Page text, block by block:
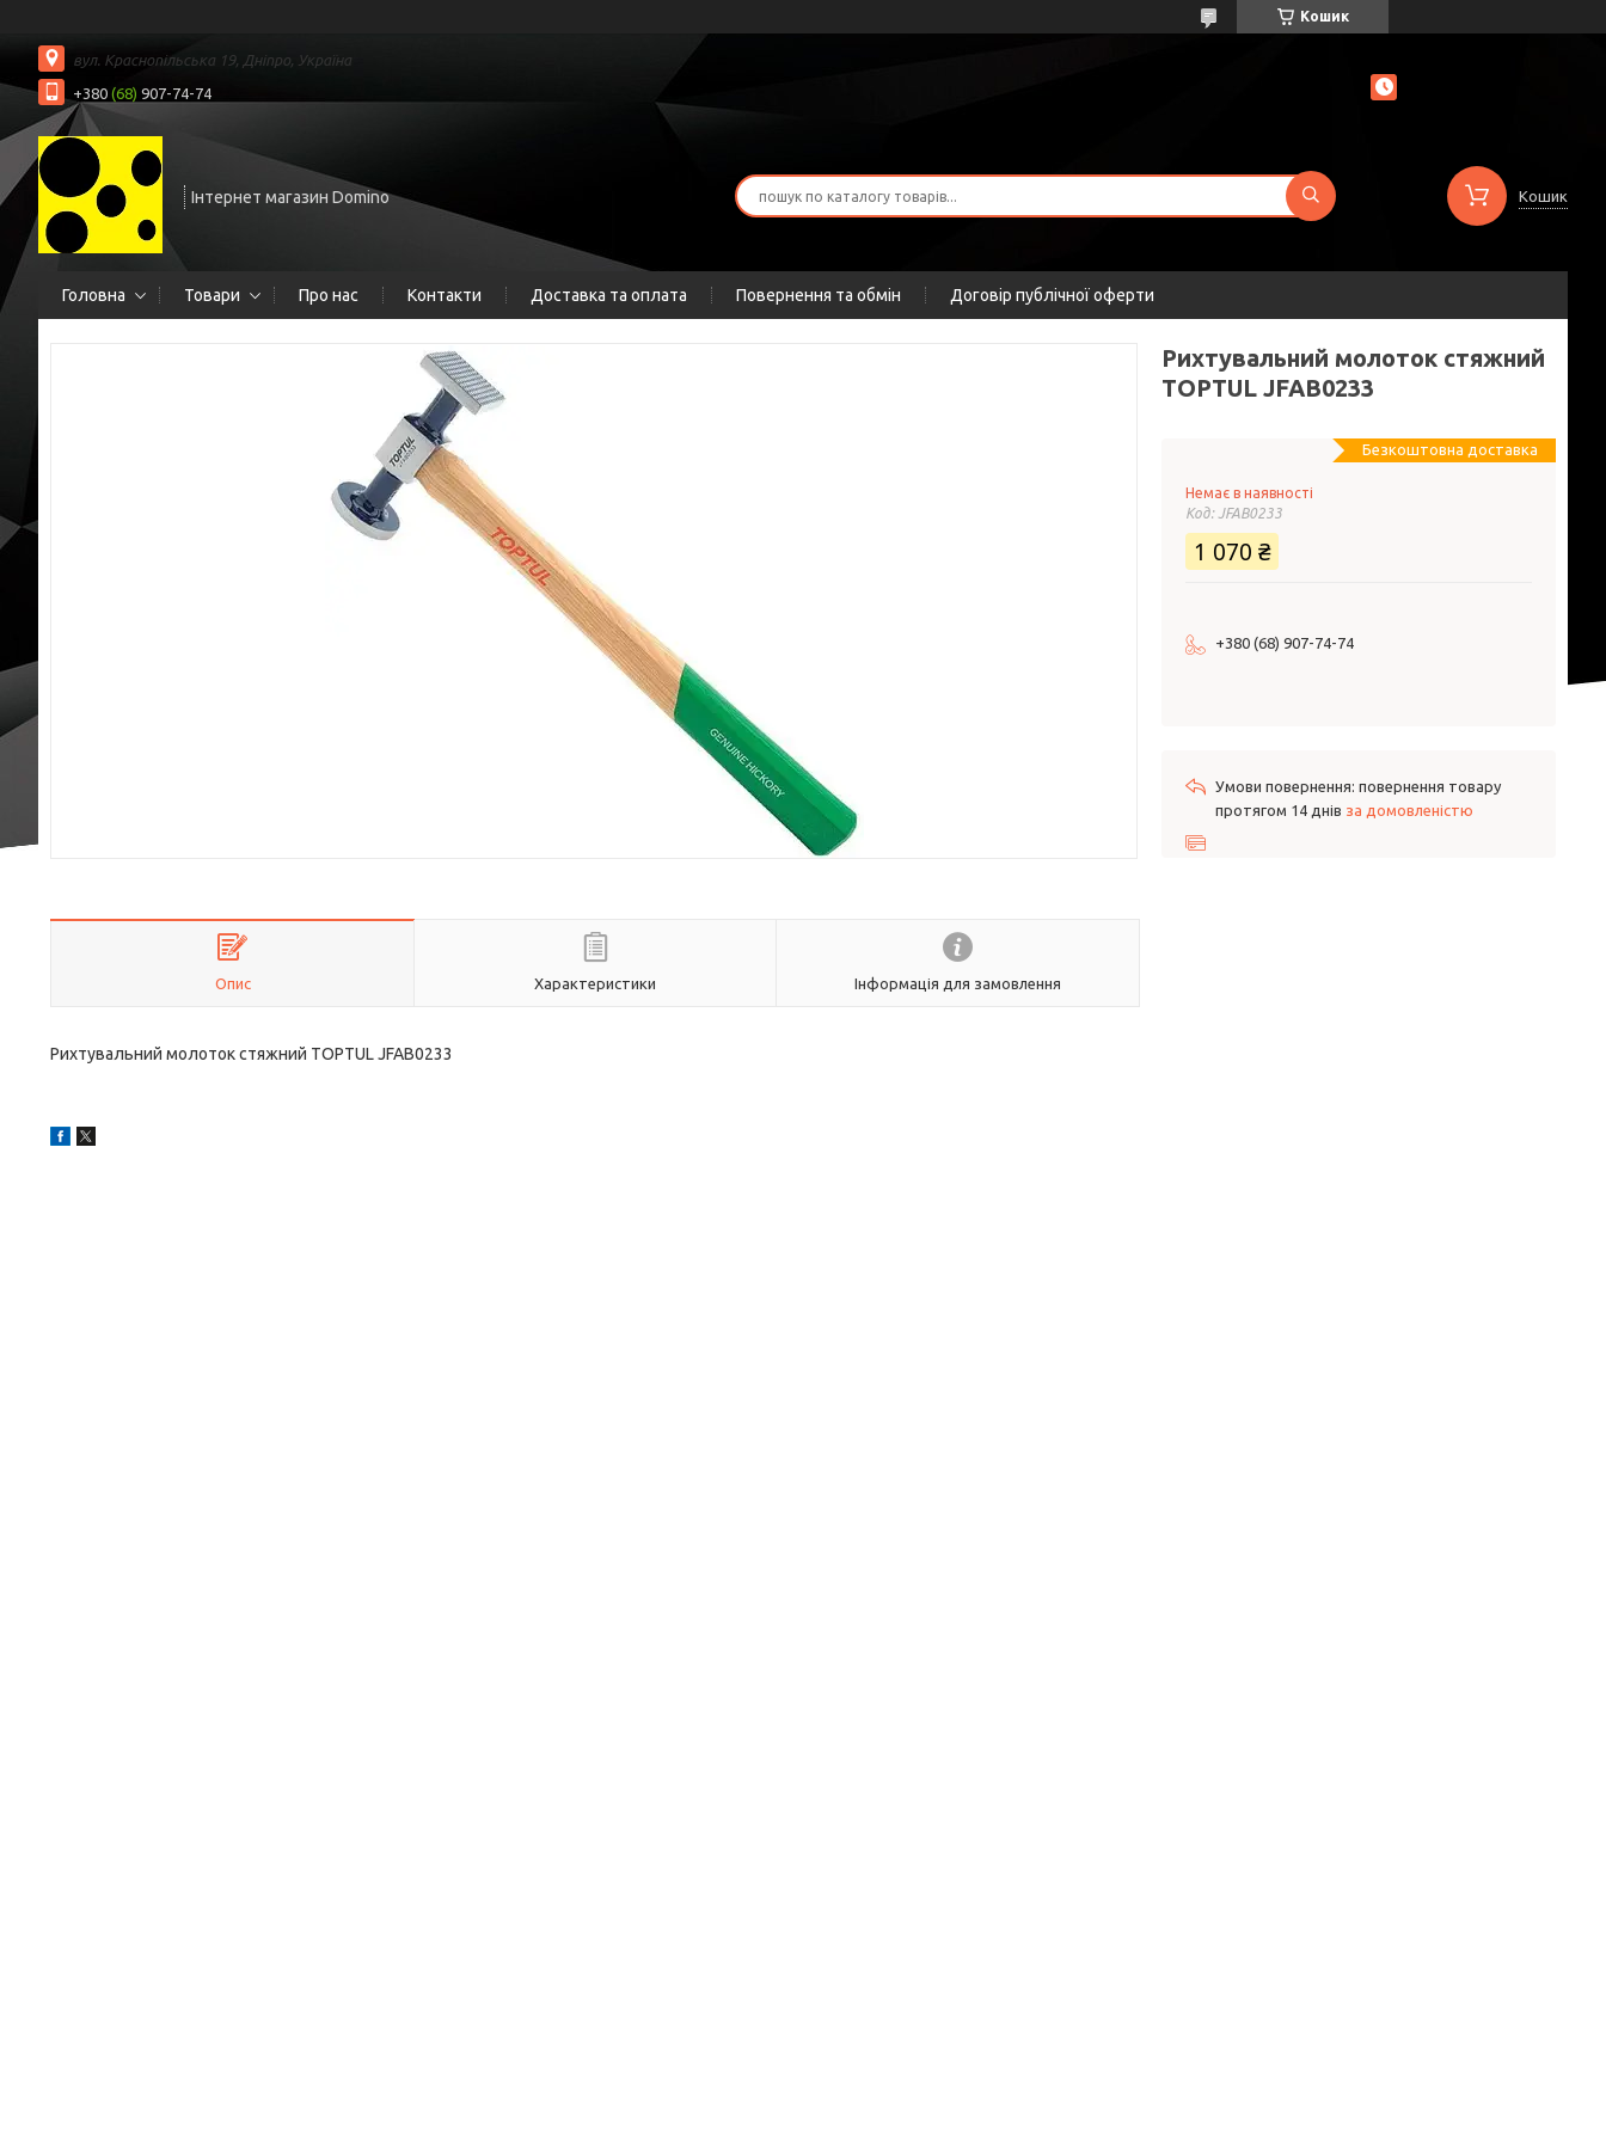
Кошик
вул. Краснопільська 19, Дніпро, Україна
+380 (68) 907-74-74
Інтернет магазин Domino Кошик
Головна Товари Про нас Контакти Доставка та оплата Повернення та обмін Договір публічної оферти
Опис Характеристики Інформація для замовлення
Рихтувальний молоток стяжний TOPTUL JFAB0233
Рихтувальний молоток стяжний
TOPTUL JFAB0233
Безкоштовна доставка
Немає в наявності
Код: JFAB0233
1 070 ₴
+380 (68) 907-74-74
повернення товару
протягом 14 днів за домовленістю